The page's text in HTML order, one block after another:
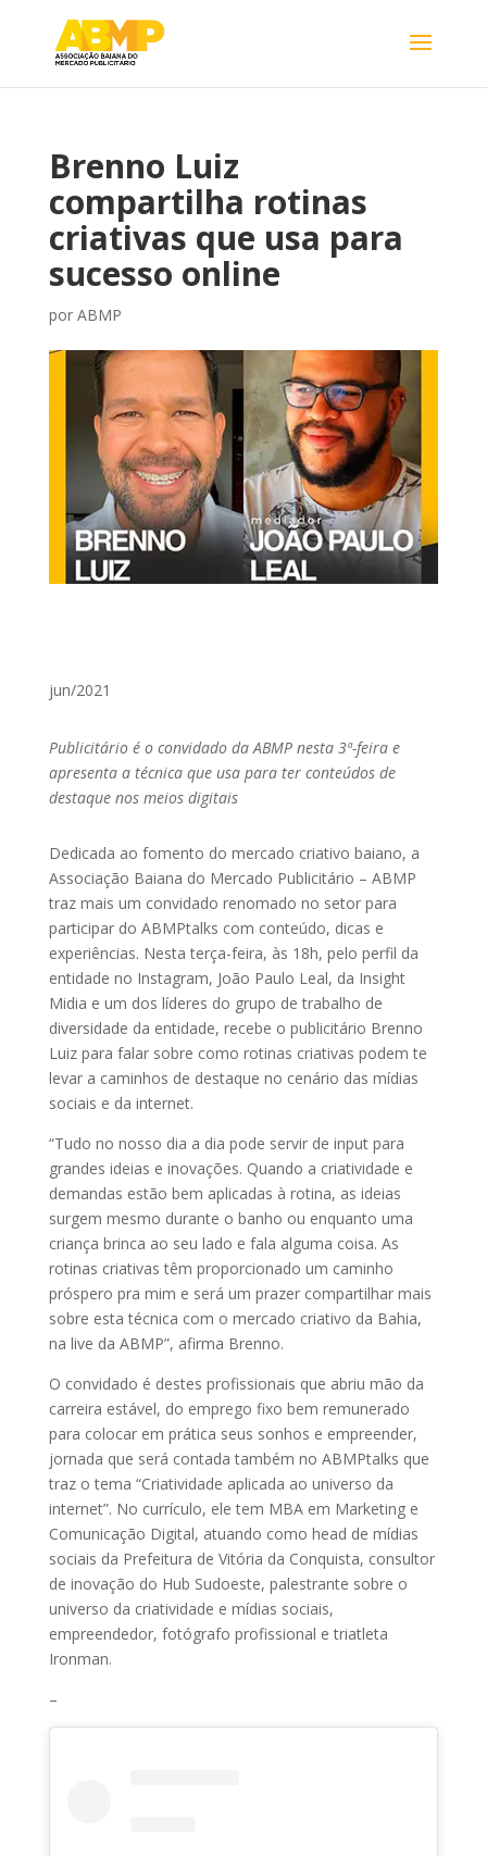
Brenno Luiz
compartilha rotinas
criativas que usa para
sucesso online
por ABMP
jun/2021
Publicitário é o convidado da ABMP nesta 3ª-feira e
apresenta a técnica que usa para ter conteúdos de
destaque nos meios digitais
Dedicada ao fomento do mercado criativo baiano, a
Associação Baiana do Mercado Publicitário – ABMP
traz mais um convidado renomado no setor para
participar do ABMPtalks com conteúdo, dicas e
experiências. Nesta terça-feira, às 18h, pelo perfil da
entidade no Instagram, João Paulo Leal, da Insight
Midia e um dos líderes do grupo de trabalho de
diversidade da entidade, recebe o publicitário Brenno
Luiz para falar sobre como rotinas criativas podem te
levar a caminhos de destaque no cenário das mídias
sociais e da internet.
“Tudo no nosso dia a dia pode servir de input para
grandes ideias e inovações. Quando a criatividade e
demandas estão bem aplicadas à rotina, as ideias
surgem mesmo durante o banho ou enquanto uma
criança brinca ao seu lado e fala alguma coisa. As
rotinas criativas têm proporcionado um caminho
próspero pra mim e será um prazer compartilhar mais
sobre esta técnica com o mercado criativo da Bahia,
na live da ABMP”, afirma Brenno.
O convidado é destes profissionais que abriu mão da
carreira estável, do emprego fixo bem remunerado
para colocar em prática seus sonhos e empreender,
jornada que será contada também no ABMPtalks que
traz o tema “Criatividade aplicada ao universo da
internet”. No currículo, ele tem MBA em Marketing e
Comunicação Digital, atuando como head de mídias
sociais da Prefeitura de Vitória da Conquista, consultor
de inovação do Hub Sudoeste, palestrante sobre o
universo da criatividade e mídias sociais,
empreendedor, fotógrafo profissional e triatleta
Ironman.
–